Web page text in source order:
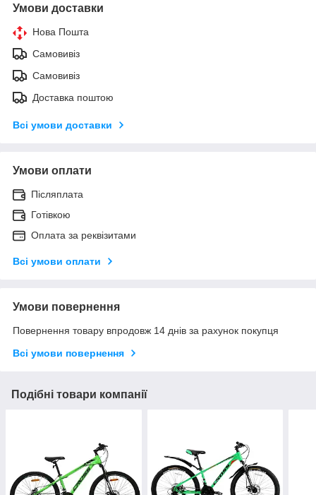
Умови доставки
Нова Пошта
Самовивіз
Самовивіз
Доставка поштою
Всі умови доставки
Умови оплати
Післяплата
Готівкою
Оплата за реквізитами
Всі умови оплати
Умови повернення
Повернення товару впродовж 14 днів за рахунок покупця
Всі умови повернення
Подібні товари компанії